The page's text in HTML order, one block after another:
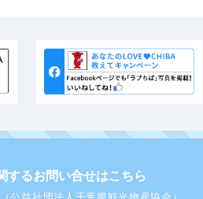
するお問い合せはこちら